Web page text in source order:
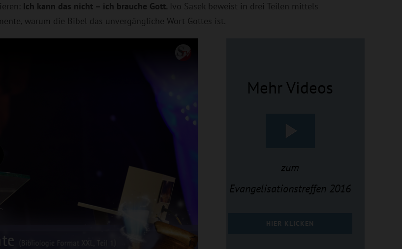
Ich kann das nicht – ich brauche Gott. Ivo Sasek beweist in drei Teilen mittels
warum die Bibel das unvergängliche Wort Gottes ist.
Mehr Videos
zum
Evangelisationstreffen 2016
HIER KLICKEN